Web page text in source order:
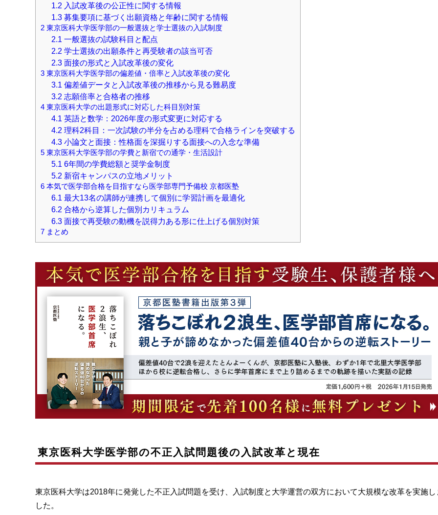
1.2 入試改革後の公正性に関する情報
1.3募集要項に基づく出願資格と年齢に関する情報
2 東京医科大学医学部の一般選抜と学士選抜の入試制度
2.1 一般選抜の試験科目と配点
2.2 学士選抜の出願条件と再受験者の該当可否
2.3面接の形式と入試改革後の変化
3 東京医科大学医学部の偏差値・倍率と入試改革後の変化
3.1 偏差値データと入試改革後の推移から見る難易度
3.2 志願倍率と合格者の推移
4 東京医科大学の出題形式に対応した科目別対策
4.1 英語と数学：2026年度の形式変更に対応する
4.2 理科2科目：一次試験の半分を占める理科で合格ラインを突破する
4.3小論文と面接：性格面を深掘りする面接への入念な準備
5 東京医科大学医学部の学費と新宿での通学・生活設計
5.1 6年間の学費総額と奨学金制度
5.2 新宿キャンパスの立地メリット
6 本気で医学部合格を目指すなら医学部専門予備校 京都医塾
6.1 最大13名の講師が連携して個別に学習計画を最適化
6.2 合格から逆算した個別カリキュラム
6.3面接で再受験の動機を説得力ある形に仕上げる個別対策
7 まとめ
東京医科大学医学部の不正入試問題後の入試改革と現在
東京医科大学は2018年に発覚した不正入試問題を受け、入試制度と大学運営の双方において大規模な改革を実施し
した。